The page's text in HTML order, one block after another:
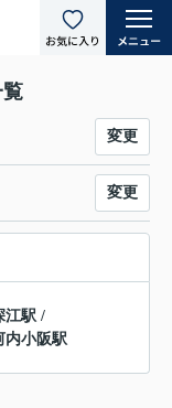
変更
変更
江駅 /
内小阪駅